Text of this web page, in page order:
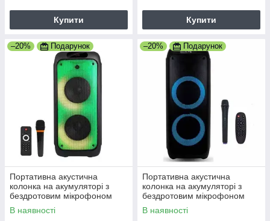
Купити Купити
–20% Подарунок
Портативна акустична
колонка на акумуляторі з
бездротовим мікрофоном
ZX-7785 500W 8"х2
USB/FM/Bluetooth
В наявності
–20% Подарунок
Портативна акустична
колонка на акумуляторі з
бездротовим мікрофоном
ZX-7786 300W 10"х2
USB/FM/Bluetooth
В наявності